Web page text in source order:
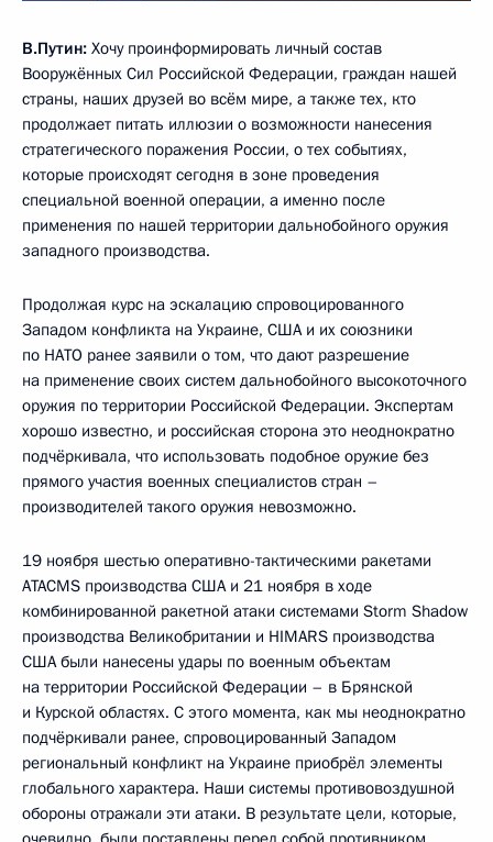
В.Путин: Хочу проинформировать личный состав
Вооружённых Сил Российской Федерации, граждан нашей
страны, наших друзей во всём мире, а также тех, кто
продолжает питать иллюзии о возможности нанесения
стратегического поражения России, о тех событиях,
которые происходят сегодня в зоне проведения
специальной военной операции, а именно после
применения по нашей территории дальнобойного оружия
западного производства.
Продолжая курс на эскалацию спровоцированного
Западом конфликта на Украине, США и их союзники
по НАТО ранее заявили о том, что дают разрешение
на применение своих систем дальнобойного высокоточного
оружия по территории Российской Федерации. Экспертам
хорошо известно, и российская сторона это неоднократно
подчёркивала, что использовать подобное оружие без
прямого участия военных специалистов стран –
производителей такого оружия невозможно.
19 ноября шестью оперативно-тактическими ракетами
ATACMS производства США и 21 ноября в ходе
комбинированной ракетной атаки системами Storm Shadow
производства Великобритании и HIMARS производства
США были нанесены удары по военным объектам
на территории Российской Федерации – в Брянской
и Курской областях. С этого момента, как мы неоднократно
подчёркивали ранее, спровоцированный Западом
региональный конфликт на Украине приобрёл элементы
глобального характера. Наши системы противовоздушной
обороны отражали эти атаки. В результате цели, которые,